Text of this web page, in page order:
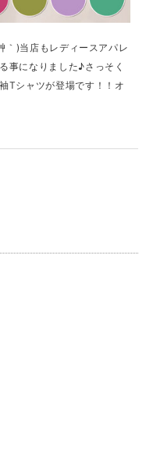
｀)当店もレディースアパレ
事になりました♪さっそく
Tシャツが登場です！！オ